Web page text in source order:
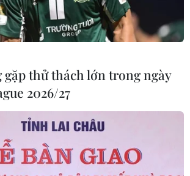
gặp thử thách lớn trong ngày
2026/27